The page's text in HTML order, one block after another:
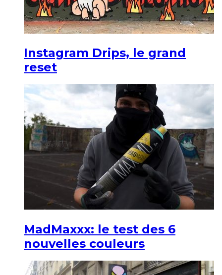
Instagram Drips, le grand
reset
MadMaxxx: le test des 6
nouvelles couleurs